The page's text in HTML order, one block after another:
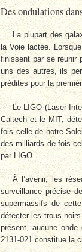
Des ondulations
La plupart des
la Voie lactée.
finissent par se réunir
uns des autres, ils
prédites pour la
Le LIGO (Laser
Caltech et le MIT,
fois celle de notre
des milliards de fois
par LIGO.
À l’avenir, les
surveillance précise
supermassifs de
détecter les trous
présent, aucune onde
2131-021 constitue la